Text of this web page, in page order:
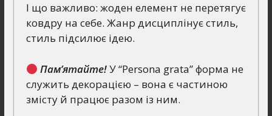
І що важливо: жоден елемент не перетягує
ковдру на себе. Жанр дисциплінує стиль,
стиль підсилює ідею.
Пам’ятайте!У “Persona grata” форма не
служить декорацією – вона є частиною
змісту й працює разом із ним.